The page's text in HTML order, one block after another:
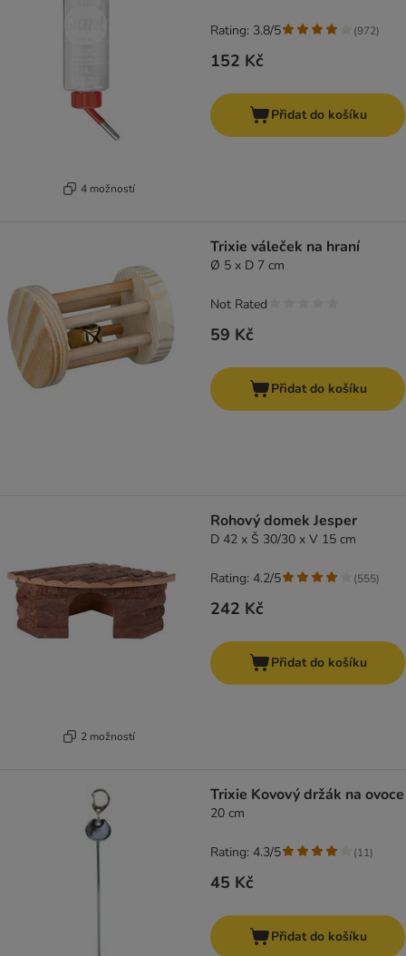
4 možností
152 Kč
Rating: 3.8/5 (972)
Přidat do košíku
Trixie váleček na hraní
Ø 5 x D 7 cm
59 Kč
Not Rated
Přidat do košíku
2 možností
Rohový domek Jesper
D 42 x Š 30/30 x V 15 cm
242 Kč
Rating: 4.2/5 (555)
Přidat do košíku
Trixie Kovový držák na ovoce
20 cm
45 Kč
Rating: 4.3/5 (11)
Přidat do košíku